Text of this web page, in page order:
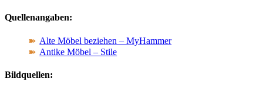
Quellenangaben:
Alte Möbel beziehen – MyHammer
Antike Möbel – Stile
Bildquellen: